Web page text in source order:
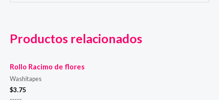
Productos relacionados
Rollo Racimo de flores
Washitapes
$3.75